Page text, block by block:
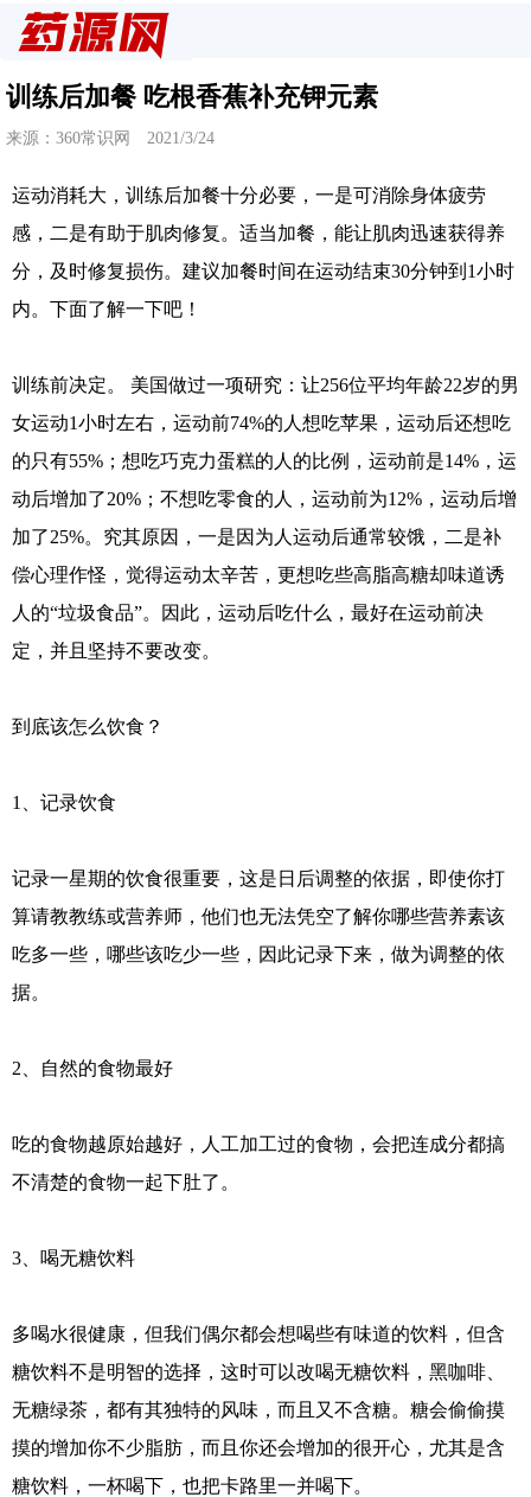
训练后加餐 吃根香蕉补充钾元素
来源：360常识网 2021/3/24
运动消耗大，训练后加餐十分必要，一是可消除身体疲劳
感，二是有助于肌肉修复。适当加餐，能让肌肉迅速获得养
分，及时修复损伤。建议加餐时间在运动结束30分钟到1小时
内。下面了解一下吧！
训练前决定。 美国做过一项研究：让256位平均年龄22岁的男
女运动1小时左右，运动前74%的人想吃苹果，运动后还想吃
的只有55%；想吃巧克力蛋糕的人的比例，运动前是14%，运
动后增加了20%；不想吃零食的人，运动前为12%，运动后增
加了25%。究其原因，一是因为人运动后通常较饿，二是补
偿心理作怪，觉得运动太辛苦，更想吃些高脂高糖却味道诱
人的“垃圾食品”。因此，运动后吃什么，最好在运动前决
定，并且坚持不要改变。
到底该怎么饮食？
1、记录饮食
记录一星期的饮食很重要，这是日后调整的依据，即使你打
算请教教练或营养师，他们也无法凭空了解你哪些营养素该
吃多一些，哪些该吃少一些，因此记录下来，做为调整的依
据。
2、自然的食物最好
吃的食物越原始越好，人工加工过的食物，会把连成分都搞
不清楚的食物一起下肚了。
3、喝无糖饮料
多喝水很健康，但我们偶尔都会想喝些有味道的饮料，但含
糖饮料不是明智的选择，这时可以改喝无糖饮料，黑咖啡、
无糖绿茶，都有其独特的风味，而且又不含糖。糖会偷偷摸
摸的增加你不少脂肪，而且你还会增加的很开心，尤其是含
糖饮料，一杯喝下，也把卡路里一并喝下。